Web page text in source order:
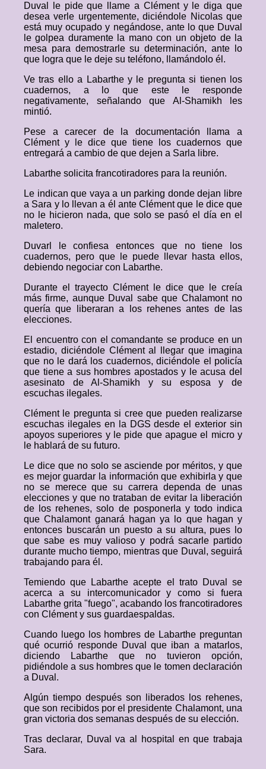
Duval le pide que llame a Clément y le diga que
desea verle urgentemente, diciéndole Nicolas que
está muy ocupado y negándose, ante lo que Duval
le golpea duramente la mano con un objeto de la
mesa para demostrarle su determinación, ante lo
que logra que le deje su teléfono, llamándolo él.
Ve tras ello a Labarthe y le pregunta si tienen los
cuadernos, a lo que este le responde
negativamente, señalando que Al-Shamikh les
mintió.
Pese a carecer de la documentación llama a
Clément y le dice que tiene los cuadernos que
entregará a cambio de que dejen a Sarla libre.
Labarthe solicita francotiradores para la reunión.
Le indican que vaya a un parking donde dejan libre
a Sara y lo llevan a él ante Clément que le dice que
no le hicieron nada, que solo se pasó el día en el
maletero.
Duvarl le confiesa entonces que no tiene los
cuadernos, pero que le puede llevar hasta ellos,
debiendo negociar con Labarthe.
Durante el trayecto Clément le dice que le creía
más firme, aunque Duval sabe que Chalamont no
quería que liberaran a los rehenes antes de las
elecciones.
El encuentro con el comandante se produce en un
estadio, diciéndole Clément al llegar que imagina
que no le dará los cuadernos, diciéndole el policía
que tiene a sus hombres apostados y le acusa del
asesinato de Al-Shamikh y su esposa y de
escuchas ilegales.
Clément le pregunta si cree que pueden realizarse
escuchas ilegales en la DGS desde el exterior sin
apoyos superiores y le pide que apague el micro y
le hablará de su futuro.
Le dice que no solo se asciende por méritos, y que
es mejor guardar la información que exhibirla y que
no se merece que su carrera dependa de unas
elecciones y que no trataban de evitar la liberación
de los rehenes, solo de posponerla y todo indica
que Chalamont ganará hagan ya lo que hagan y
entonces buscarán un puesto a su altura, pues lo
que sabe es muy valioso y podrá sacarle partido
durante mucho tiempo, mientras que Duval, seguirá
trabajando para él.
Temiendo que Labarthe acepte el trato Duval se
acerca a su intercomunicador y como si fuera
Labarthe grita "fuego", acabando los francotiradores
con Clément y sus guardaespaldas.
Cuando luego los hombres de Labarthe preguntan
qué ocurrió responde Duval que iban a matarlos,
diciendo Labarthe que no tuvieron opción,
pidiéndole a sus hombres que le tomen declaración
a Duval.
Algún tiempo después son liberados los rehenes,
que son recibidos por el presidente Chalamont, una
gran victoria dos semanas después de su elección.
Tras declarar, Duval va al hospital en que trabaja
Sara.